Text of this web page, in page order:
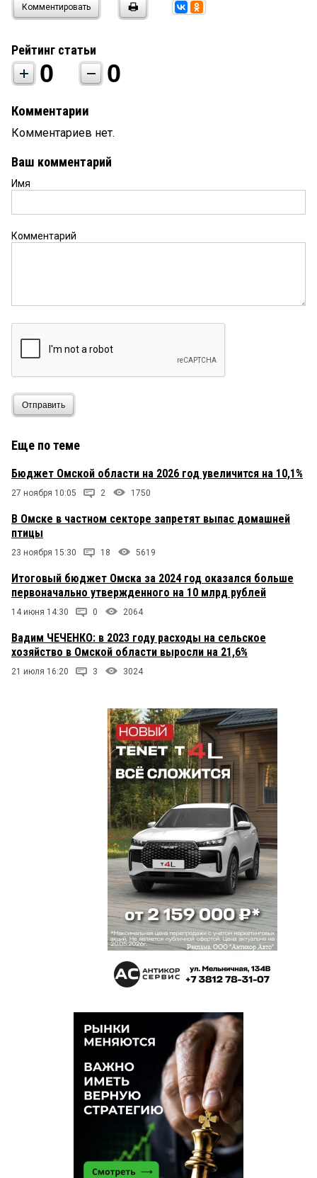
Комментировать
Рейтинг статьи
0 0
Комментарии
Комментариев нет.
Ваш комментарий
Имя
Комментарий
Отправить
Еще по теме
Бюджет Омской области на 2026 год увеличится на 10,1%
27 ноября 10:05 2 1750
В Омске в частном секторе запретят выпас домашней
птицы
23 ноября 15:30 18 5619
Итоговый бюджет Омска за 2024 год оказался больше
первоначально утвержденного на 10 млрд рублей
14 июня 14:30 0 2064
Вадим ЧЕЧЕНКО: в 2023 году расходы на сельское
хозяйство в Омской области выросли на 21,6%
21 июля 16:20 3 3024